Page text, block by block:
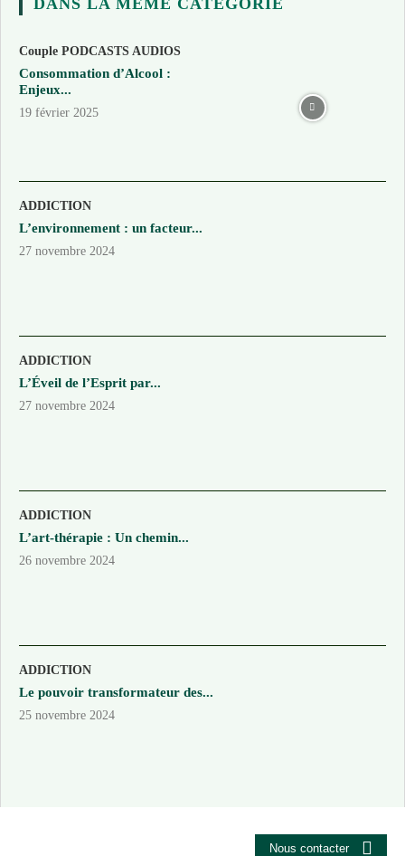
Couple PODCASTS AUDIOS
Consommation d’Alcool :
Enjeux...
19 février 2025
ADDICTION
L’environnement : un facteur...
27 novembre 2024
ADDICTION
L’Éveil de l’Esprit par...
27 novembre 2024
ADDICTION
L’art-thérapie : Un chemin...
26 novembre 2024
ADDICTION
Le pouvoir transformateur des...
25 novembre 2024
Nous contacter